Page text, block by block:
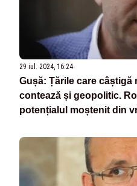
29 iul. 2024, 16:24
Gușă: Țările care câștigă
contează și geopolitic.
potențialul moștenit din